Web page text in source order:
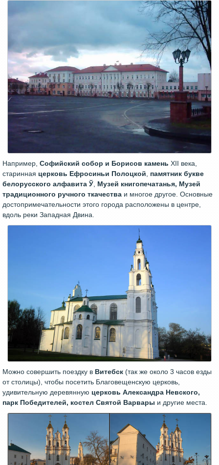
Например, Софийский собор и Борисов камень XII века,
старинная церковь Ефросиньи Полоцкой, памятник букве
белорусского алфавита Ў, Музей книгопечатанья, Музей
традиционного ручного ткачества и многое другое. Основные
достопримечательности этого города расположены в центре,
вдоль реки Западная Двина.
Можно совершить поездку в Витебск (так же около 3 часов езды
от столицы), чтобы посетить Благовещенскую церковь,
удивительную деревянную церковь Александра Невского,
парк Победителей, костел Святой Варвары и другие места.